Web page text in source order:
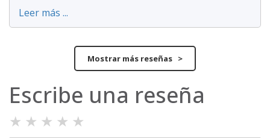
Leer más ...
Mostrar más reseñas >
Escribe una reseña
★ ★ ★ ★ ★